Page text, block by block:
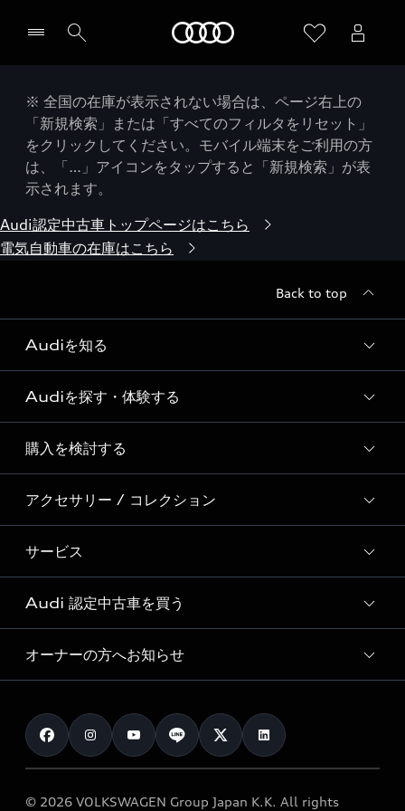
※ 全国の在庫が表示されない場合は、ページ右上の
「新規検索」または「すべてのフィルタをリセット」
をクリックしてください。モバイル端末をご利用の方
は、「…」アイコンをタップすると「新規検索」が表
示されます。
Audi認定中古車トップページはこちら
電気自動車の在庫はこちら
Back to top
Audiを知る
Audi ブランド
Story of Progress
Audi Sport
Formula 1®
デジタルサービス
Audiを探す・体験する
ディーラー検索
新車在庫検索
試乗車・展示車検索
見積り依頼
試乗予約
購入を検討する
モデル一覧
特別仕様モデル / 限定モデル
e-tronラインアップ
価格シミュレーション
車両比較
カタログ一覧
アクセサリー / コレクション
純正アクセサリー
オンラインショップ
Audi collection
アウディナビアプリ
サービス
サービス入庫予約
サービスプログラム
メンテナンス
車検 / 定期点検
e-tronアフターサポート
Audi 認定中古車を買う
Audi認定中古車
クオリティ
保証
メンテナンス
オーナーの方へお知らせ
お知らせ
オーナー様向けキャンペーン
© 2026 VOLKSWAGEN Group Japan K.K. All rights